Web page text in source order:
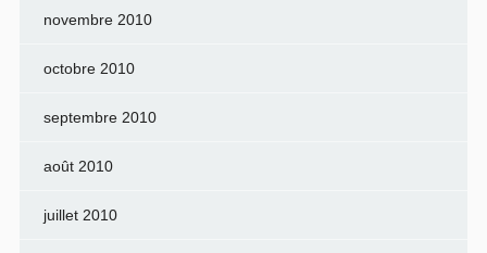
novembre 2010
octobre 2010
septembre 2010
août 2010
juillet 2010